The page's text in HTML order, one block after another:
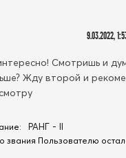
9.03.2022,
Смотришь и
Жду второй и
РАНГ - II
Пользователю